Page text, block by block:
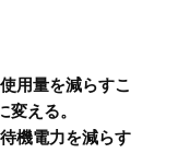
用量を減らすこ
える。
機電力を減らす